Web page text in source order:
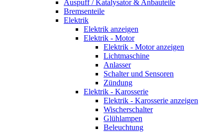
Auspuff / Katalysator & Anbauteile
Bremsenteile
Elektrik
Elektrik anzeigen
Elektrik - Motor
Elektrik - Motor anzeigen
Lichtmaschine
Anlasser
Schalter und Sensoren
Zündung
Elektrik - Karosserie
Elektrik - Karosserie anzeigen
Wischerschalter
Glühlampen
Beleuchtung